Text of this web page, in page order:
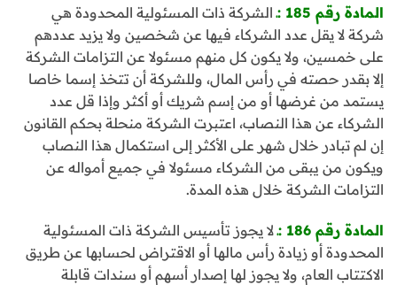
المادة رقم 185 :ـ
الشركة ذات المسئولية المحدودة هي
شركة لا يقل عدد الشركاء فيها عن شخصين ولا يزيد عددهم
على خمسين، ولا يكون كل منهم مسئولا عن التزامات الشركة
إلا بقدر حصته في رأس المال، وللشركة أن تتخذ إسما خاصا
يستمد من غرضها أو من إسم شريك أو أكثر وإذا قل عدد
الشركاء عن هذا النصاب، اعتبرت الشركة منحلة بحكم القانون
إن لم تبادر خلال شهر على الأكثر إلى استكمال هذا النصاب
ويكون من يبقى من الشركاء مسئولا في جميع أمواله عن
التزامات الشركة خلال هذه المدة.
المادة رقم 186 :ـ
لا يجوز تأسيس الشركة ذات المسئولية
المحدودة أو زيادة رأس مالها أو الاقتراض لحسابها عن طريق
الاكتتاب العام، ولا يجوز لها إصدار أسهم أو سندات قابلة